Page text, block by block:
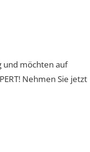
und möchten auf
Nehmen Sie jetzt